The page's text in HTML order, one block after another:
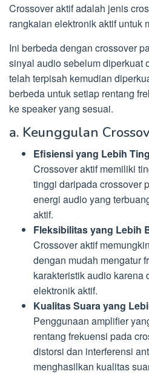
Crossover aktif adalah jenis
rangkaian elektronik aktif untuk
Ini berbeda dengan crossover
sinyal audio sebelum diperkuat
telah terpisah kemudian
berbeda untuk setiap rentang
ke speaker yang sesuai.
a. Keunggulan
Efisiensi yang Lebih
Crossover aktif memiliki
tinggi daripada crossover
energi audio yang
aktif.
Fleksibilitas yang Lebih
Crossover aktif
dengan mudah mengatur
karakteristik audio karena
elektronik aktif.
Kualitas Suara yang
Penggunaan amplifier
rentang frekuensi pada
distorsi dan interferensi
menghasilkan kualitas